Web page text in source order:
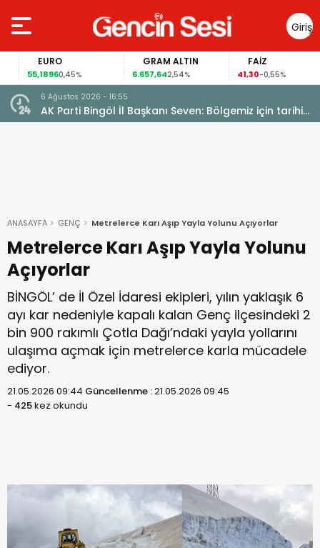
Giriş
Yap
EURO
55,18960,45%
GRAM ALTIN
6.657,642,54%
FAİZ
41,30-0,55%
6 Ağustos 2026 - 16:55
AK Parti Bingöl İl Başkanı Seven: Bölgemiz için tarihi
fırsat pencereleri açılıyor
ANASAYFA GENÇ Metrelerce Karı Aşıp Yayla Yolunu Açıyorlar
Metrelerce Karı Aşıp Yayla Yolunu
Açıyorlar
BİNGÖL’ de İl Özel İdaresi ekipleri, yılın yaklaşık 6
ayı kar nedeniyle kapalı kalan Genç ilçesindeki 2
bin 900 rakımlı Çotla Dağı’ndaki yayla yollarını
ulaşıma açmak için metrelerce karla mücadele
ediyor.
21.05.2026 09:44 Güncellenme :21.05.2026 09:45
- 425kez okundu